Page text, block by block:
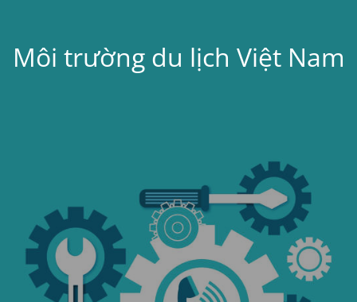
Môi trường du lịch Việt Nam